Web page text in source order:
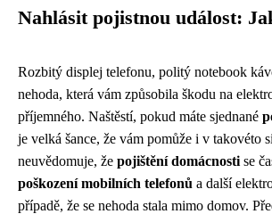
Nahlásit pojistnou událost:
Rozbitý displej telefonu, politý notebook
nehoda, která vám způsobila škodu na
příjemného. Naštěstí, pokud máte sjednané
je velká šance, že vám pomůže i v takovéto
neuvědomuje, že pojištění domácnosti se
poškození mobilních telefonů a další
případě, že se nehoda stala mimo domov.